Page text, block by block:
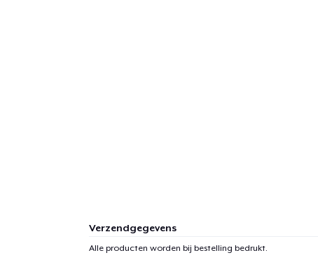
Verzendgegevens
Alle producten worden bij bestelling bedrukt.